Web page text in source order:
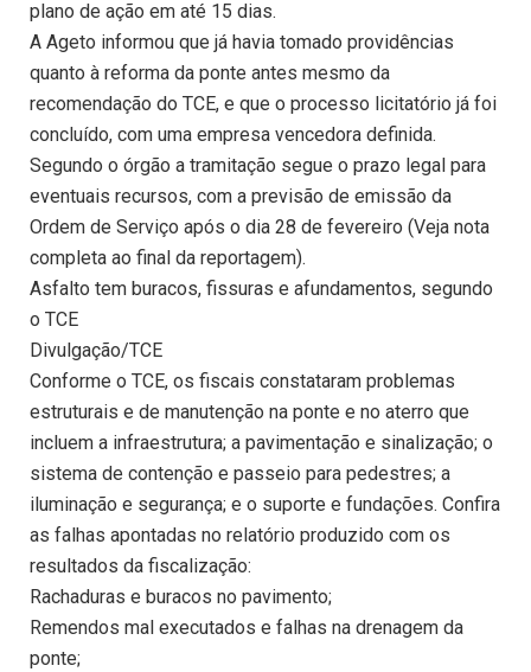
plano de ação em até 15 dias.
A Ageto informou que já havia tomado providências
quanto à reforma da ponte antes mesmo da
recomendação do TCE, e que o processo licitatório já foi
concluído, com uma empresa vencedora definida.
Segundo o órgão a tramitação segue o prazo legal para
eventuais recursos, com a previsão de emissão da
Ordem de Serviço após o dia 28 de fevereiro (Veja nota
completa ao final da reportagem).
Asfalto tem buracos, fissuras e afundamentos, segundo
o TCE
Divulgação/TCE
Conforme o TCE, os fiscais constataram problemas
estruturais e de manutenção na ponte e no aterro que
incluem a infraestrutura; a pavimentação e sinalização; o
sistema de contenção e passeio para pedestres; a
iluminação e segurança; e o suporte e fundações. Confira
as falhas apontadas no relatório produzido com os
resultados da fiscalização:
Rachaduras e buracos no pavimento;
Remendos mal executados e falhas na drenagem da
ponte;